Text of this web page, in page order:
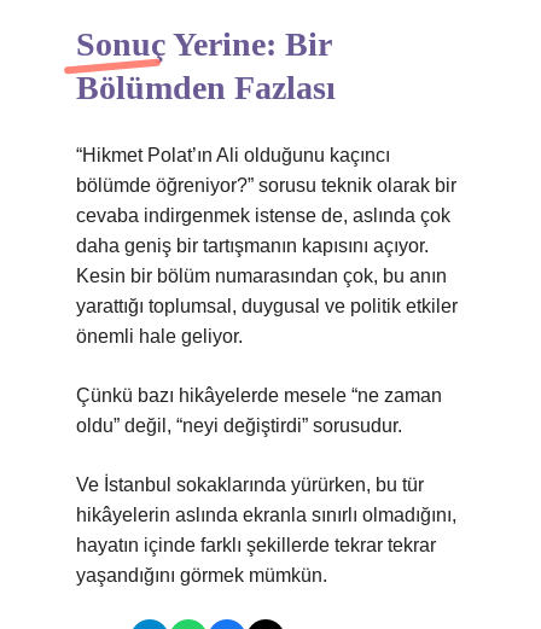
Sonuç Yerine: Bir
Bölümden Fazlası
“Hikmet Polat’ın Ali olduğunu kaçıncı
bölümde öğreniyor?” sorusu teknik olarak bir
cevaba indirgenmek istense de, aslında çok
daha geniş bir tartışmanın kapısını açıyor.
Kesin bir bölüm numarasından çok, bu anın
yarattığı toplumsal, duygusal ve politik etkiler
önemli hale geliyor.
Çünkü bazı hikâyelerde mesele “ne zaman
oldu” değil, “neyi değiştirdi” sorusudur.
Ve İstanbul sokaklarında yürürken, bu tür
hikâyelerin aslında ekranla sınırlı olmadığını,
hayatın içinde farklı şekillerde tekrar tekrar
yaşandığını görmek mümkün.